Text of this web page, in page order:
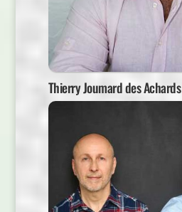
Thierry Joumard des Achards